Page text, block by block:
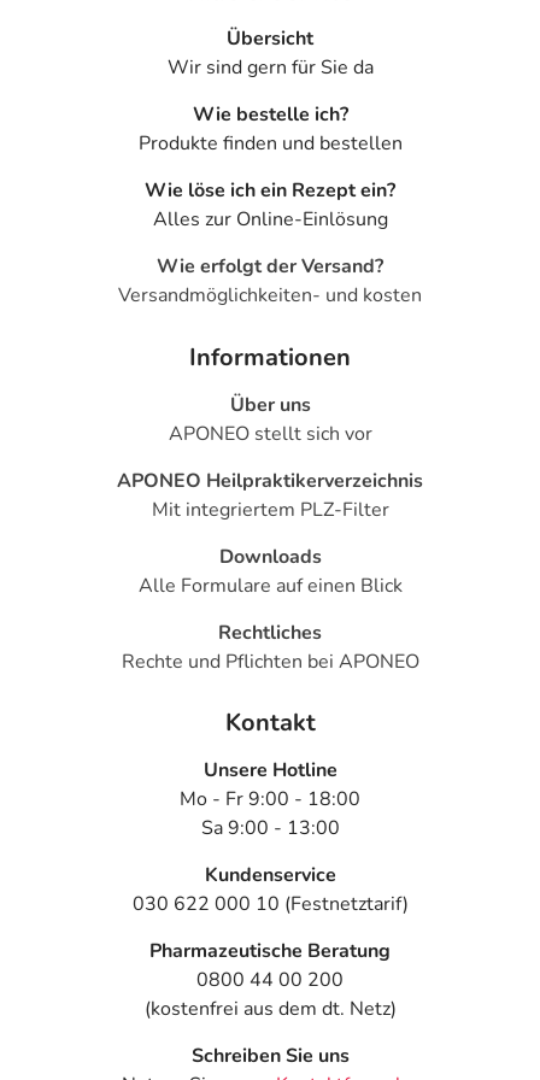
- Mundtrockenheit
- Missempfindungen, wie Kribbeln oder Ameisenlaufen
- Anstieg der Nierenwerte (Kreatinin und Harnstoff)
- Flüssigkeitsmangel (Dehydratation)
- Urinausscheidung, erhöhte
Prostatavergrößerung
- Anstieg der Leberwerte
- Verschiebung des Säure-Basen-Gleichgewichts im Blut
zur alkalischen Seite (Alkalose)
- Anstieg der Blutfettwerte (Cholesterin, Triglyceride)
- Anstieg der Harnsäurekonzentration im Blut, dadurch
Bemerken Sie eine Befindlichkeitsstörung oder
Veränderung während der Behandlung, wenden Sie sich
an Ihren Arzt oder Apotheker.
Nebenwirkungen berücksichtigt, die bei mindestens
einem von 1.000 behandelten Patienten auftreten.
Übersicht
Wir sind gern für Sie da
Wie bestelle ich?
Produkte finden und bestellen
Wie löse ich ein Rezept ein?
Alles zur Online-Einlösung
Wie erfolgt der Versand?
Versandmöglichkeiten- und kosten
Informationen
Über uns
APONEO stellt sich vor
APONEO Heilpraktikerverzeichnis
Mit integriertem PLZ-Filter
Downloads
Alle Formulare auf einen Blick
Rechtliches
Rechte und Pflichten bei APONEO
Kontakt
Unsere Hotline
Mo - Fr 9:00 - 18:00
Sa 9:00 - 13:00
Kundenservice
030 622 000 10 (Festnetztarif)
Pharmazeutische Beratung
0800 44 00 200
(kostenfrei aus dem dt. Netz)
Schreiben Sie uns